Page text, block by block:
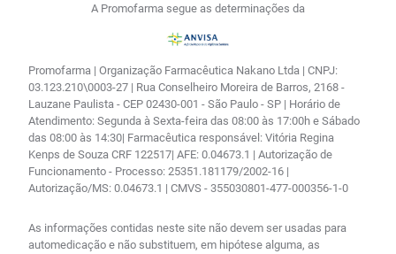
A Promofarma segue as determinações da
Promofarma | Organização Farmacêutica Nakano Ltda | CNPJ:
03.123.210\0003-27 | Rua Conselheiro Moreira de Barros, 2168 -
Lauzane Paulista - CEP 02430-001 - São Paulo - SP | Horário de
Atendimento: Segunda à Sexta-feira das 08:00 às 17:00h e Sábado
das 08:00 às 14:30| Farmacêutica responsável: Vitória Regina
Kenps de Souza CRF 122517| AFE: 0.04673.1 | Autorização de
Funcionamento - Processo: 25351.181179/2002-16 |
Autorização/MS: 0.04673.1 | CMVS - 355030801-477-000356-1-0
As informações contidas neste site não devem ser usadas para
automedicação e não substituem, em hipótese alguma, as